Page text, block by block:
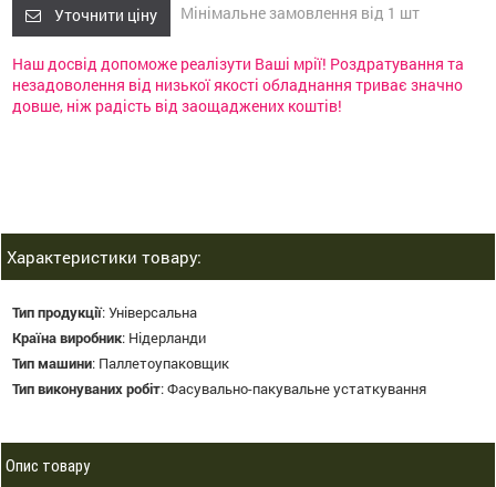
Уточнити ціну Мінімальне замовлення від 1 шт
Наш досвід допоможе реалізути Ваші мрії! Роздратування та
незадоволення від низької якості обладнання триває значно
довше, ніж радість від заощаджених коштів!
Характеристики товару:
Тип продукції:Універсальна
Країна виробник: Нідерланди
Тип машини: Паллетоупаковщик
Тип виконуваних робіт:Фасувально-пакувальне устаткування
Опис товару